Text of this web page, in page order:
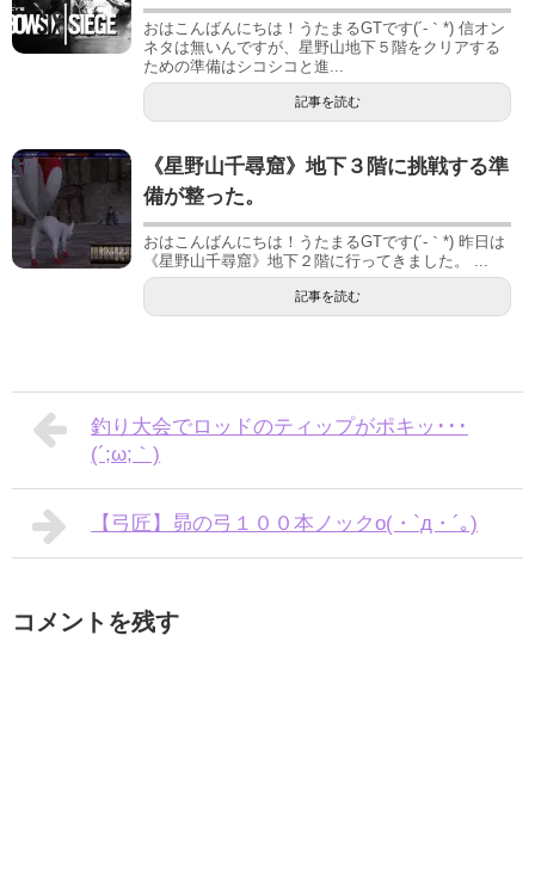
おはこんばんにちは！うたまるGTです(´-｀*) 信オン
ネタは無いんですが、星野山地下５階をクリアする
ための準備はシコシコと進...
記事を読む
《星野山千尋窟》地下３階に挑戦する準
備が整った。
おはこんばんにちは！うたまるGTです(´-｀*) 昨日は
《星野山千尋窟》地下２階に行ってきました。 ...
記事を読む
釣り大会でロッドのティップがポキッ･･･
(´;ω;｀)
【弓匠】昴の弓１００本ノックo(・`д・´｡)
コメントを残す